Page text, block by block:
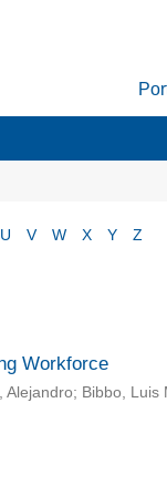
U V W X Y Z
Workforce
Bibbo, Luis